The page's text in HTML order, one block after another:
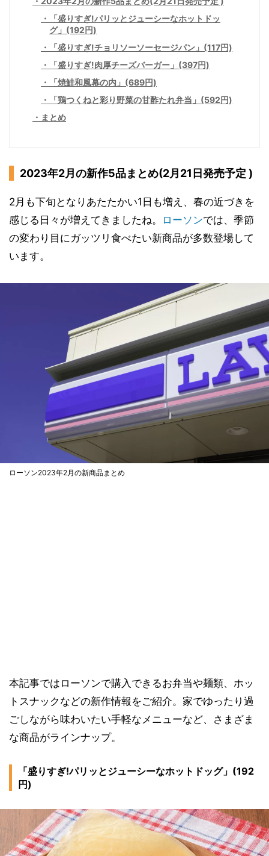
「盛りすぎ!パリッとジューシーなホットドッ
グ」(192円)
「盛りすぎ!チョリソーソーセージパン」(117円)
「盛りすぎ!肉厚チーズバーガー」(397円)
「焼鮭和風幕の内」(689円)
「鶏つくねと彩り野菜の甘酢たれ弁当」(592円)
まとめ
2023年2月の新作5品まとめ(2月21日発売予定 )
2月も下旬となりあたたかい1日も増え、春の近づきを
感じる日々が増えてきましたね。
ローソンでは、季節
の変わり目にガッツリ食べたい新商品が多数登場して
います。
ローソン2023年2月の新商品まとめ
本記事ではローソンで購入できるお弁当や麺類、ホッ
トスナックなどの新作情報をご紹介。家でゆったり過
ごしながら味わいたい手軽なメニューなど、さまざま
な商品がラインナップ。
「盛りすぎ!パリッとジューシーなホットドッグ」(192
円)